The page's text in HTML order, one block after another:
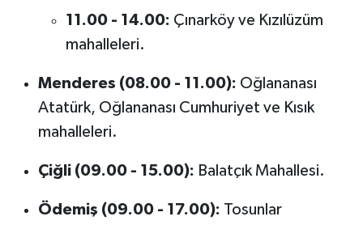
(İZSU Kesinti
Listesi)
11.00 - 14.00: Çınarköy ve Kızılüzüm
mahalleleri.
Menderes (08.00 - 11.00): Oğlananası
Atatürk, Oğlananası Cumhuriyet ve Kısık
mahalleleri.
Çiğli (09.00 - 15.00): Balatçık Mahallesi.
Ödemiş (09.00 - 17.00): Tosunlar